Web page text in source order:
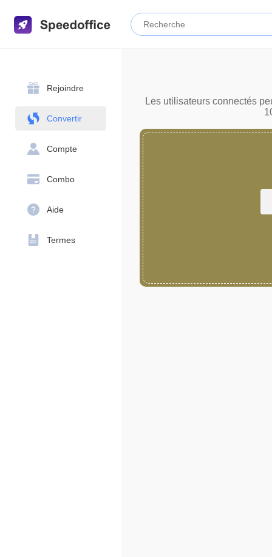
Rejoindre
Convertir
Compte
Combo
Aide
Termes
Les utilisateurs connectés